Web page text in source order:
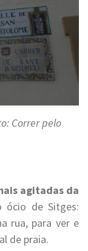
Correr pelo
agitadas da
ócio de Sitges:
rua, para ver e
de praia.